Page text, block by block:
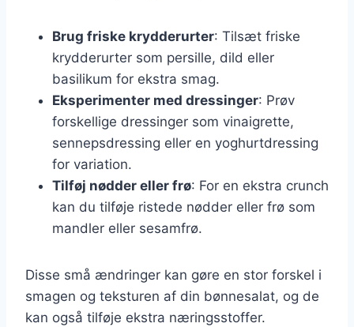
Brug friske krydderurter: Tilsæt friske
krydderurter som persille, dild eller
basilikum for ekstra smag.
Eksperimenter med dressinger: Prøv
forskellige dressinger som vinaigrette,
sennepsdressing eller en yoghurtdressing
for variation.
Tilføj nødder eller frø: For en ekstra crunch
kan du tilføje ristede nødder eller frø som
mandler eller sesamfrø.
Disse små ændringer kan gøre en stor forskel i
smagen og teksturen af din bønnesalat, og de
kan også tilføje ekstra næringsstoffer.